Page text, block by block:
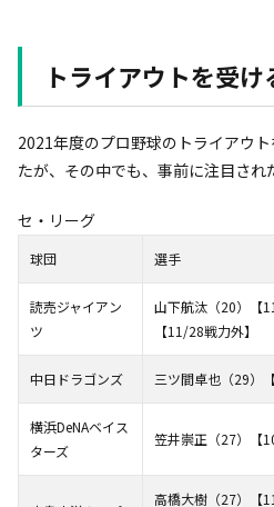
トライアウトを受
2021年度のプロ野球のトライアウ
たが、その中でも、事前に注目され
セ・リーグ
球団 選手
読売ジャイアン
ツ
山下航汰（20）【
【11/28戦力外】
中日ドラゴンズ 三ツ間卓也（29）
横浜DeNAベイス
ターズ
笠井崇正（27）【
高橋大樹（27）【